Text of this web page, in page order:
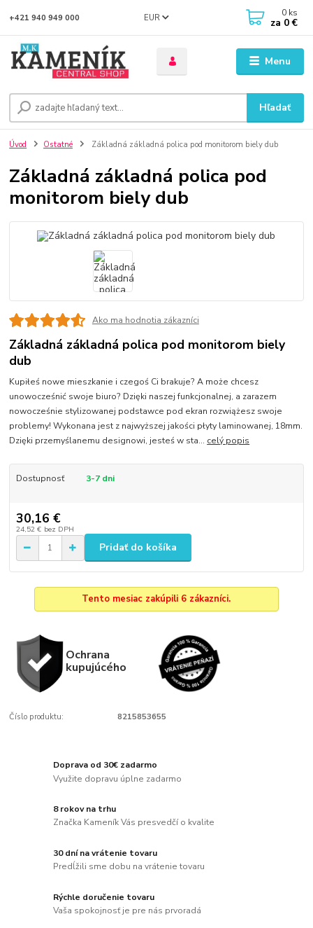
Menu
EUR
Hľadať
+421 940 949 000 0 ks
za 0 €
Úvod Ostatné Základná základná polica pod monitorom biely dub
Základná základná polica pod
monitorom biely dub
Ako ma hodnotia zákazníci
Základná základná polica pod monitorom biely
dub
Kupiłeś nowe mieszkanie i czegoś Ci brakuje? A może chcesz
unowocześnić swoje biuro? Dzięki naszej funkcjonalnej, a zarazem
nowocześnie stylizowanej podstawce pod ekran rozwiążesz swoje
problemy! Wykonana jest z najwyższej jakości płyty laminowanej, 18mm.
Dzięki przemyślanemu designowi, jesteś w sta... celý popis
Dostupnosť 3-7 dni
30,16 €
24,52 € bez DPH
Pridať do košíka
Tento mesiac zakúpili 6 zákazníci.
Ochrana
kupujúcého
Číslo produktu: 8215853655
Doprava od 30€ zadarmo
Využite dopravu úplne zadarmo
8 rokov na trhu
Značka Kameník Vás presvedčí o kvalite
30 dní na vrátenie tovaru
Predĺžili sme dobu na vrátenie tovaru
Rýchle doručenie tovaru
Vaša spokojnosť je pre nás prvoradá